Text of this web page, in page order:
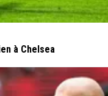
mais il y a du vrai dans
DD voulait
..
à Chelsea